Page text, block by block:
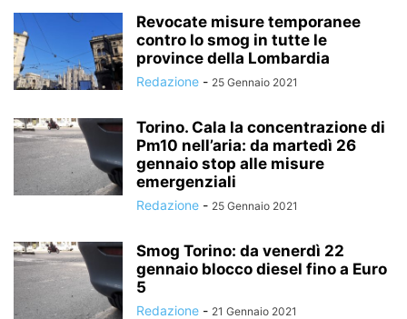
Revocate misure temporanee
contro lo smog in tutte le
province della Lombardia
Redazione - 25 Gennaio 2021
Torino. Cala la concentrazione di
Pm10 nell’aria: da martedì 26
gennaio stop alle misure
emergenziali
Redazione - 25 Gennaio 2021
Smog Torino: da venerdì 22
gennaio blocco diesel fino a Euro
5
Redazione - 21 Gennaio 2021